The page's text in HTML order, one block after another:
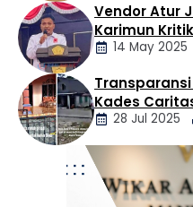
Berita
Daerah
Berita
Daerah
Vendor Atur
Karimun
14 May 2025
Daerah
Kades
Gelapkan
28 Jul 2025